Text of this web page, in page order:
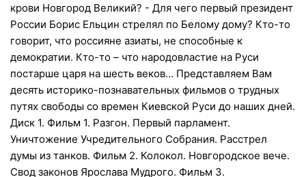
крови Новгород Великий? - Для чего первый президент
России Борис Ельцин стрелял по Белому дому? Кто-то
говорит, что россияне азиаты, не способные к
демократии. Кто-то – что народовластие на Руси
постарше царя на шесть веков… Представляем Вам
десять историко-познавательных фильмов о трудных
путях свободы со времен Киевской Руси до наших дней.
Диск 1. Фильм 1. Разгон. Первый парламент.
Уничтожение Учредительного Собрания. Расстрел
думы из танков. Фильм 2. Колокол. Новгородское вече.
Свод законов Ярослава Мудрого. Фильм 3.